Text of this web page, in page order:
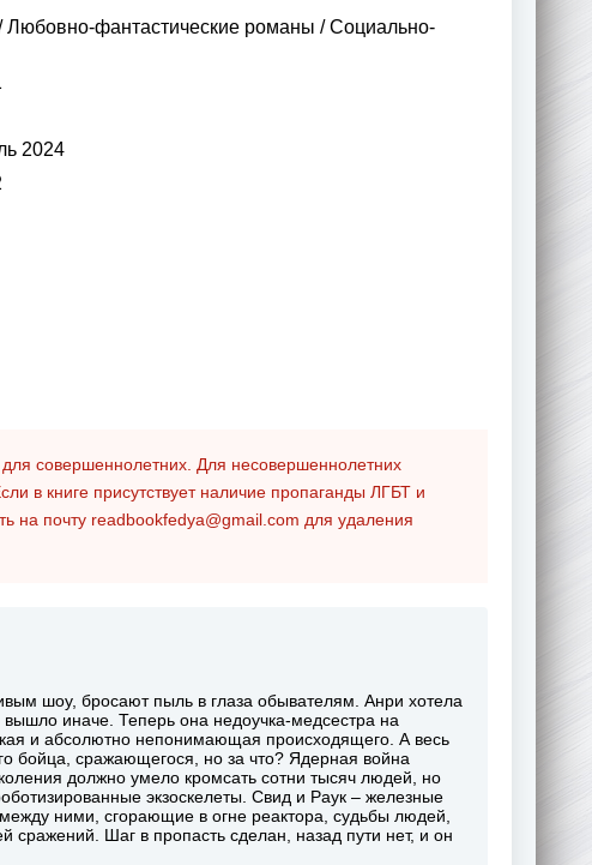
Любовно-фантастические романы /Социально-
2024
совершеннолетних. Для несовершеннолетних
в книге присутствует наличие пропаганды ЛГБТ и
на почту readbookfedya@gmail.com для удаления
шоу, бросают пыль в глаза обывателям. Анри хотела
иначе. Теперь она недоучка-медсестра на
и абсолютно непонимающая происходящего. А весь
бойца, сражающегося, но за что? Ядерная война
должно умело кромсать сотни тысяч людей, но
экзоскелеты. Свид и Раук – железные
ними, сгорающие в огне реактора, судьбы людей,
сражений. Шаг в пропасть сделан, назад пути нет, и он